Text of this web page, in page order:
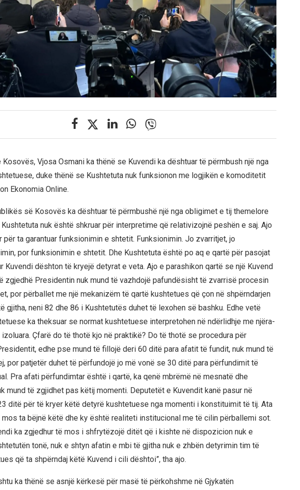
Kosovës, Vjosa Osmani ka thënë se Kuvendi ka dështuar të përmbush një nga
duke thënë se Kushtetuta nuk funksionon me logjikën e komoditetit
Ekonomia Online.
së Kosovës ka dështuar të përmbushë një nga obligimet e tij themelore
nuk është shkruar për interpretime që relativizojnë peshën e saj. Ajo
për ta garantuar funksionimin e shtetit. Funksionimin. Jo zvarritjet, jo
por funksionimin e shtetit. Dhe Kushtetuta është po aq e qartë për pasojat
Kuvendi dështon të kryejë detyrat e veta. Ajo e parashikon qartë se një Kuvend
zgjedhë Presidentin nuk mund të vazhdojë pafundësisht të zvarrisë procesin
por përballet me një mekanizëm të qartë kushtetues që çon në shpërndarjen
gjitha, neni 82 dhe 86 i Kushtetutës duhet të lexohen së bashku. Edhe vetë
ka theksuar se normat kushtetuese interpretohen në ndërlidhje me njëra-
Çfarë do të thotë kjo në praktikë? Do të thotë se procedura për
edhe pse mund të fillojë deri 60 ditë para afatit të fundit, nuk mund të
por patjetër duhet të përfundojë jo më vonë se 30 ditë para përfundimit të
Pra afati përfundimtar është i qartë, ka qenë mbrëmë në mesnatë dhe
mund të zgjidhet pas këtij momenti. Deputetët e Kuvendit kanë pasur në
ditë për të kryer këtë detyrë kushtetuese nga momenti i konstituimit të tij. Ata
ta bëjnë këtë dhe ky është realiteti institucional me të cilin përballemi sot.
ka zgjedhur të mos i shfrytëzojë ditët që i kishte në dispozicion nuk e
tonë, nuk e shtyn afatin e mbi të gjitha nuk e zhbën detyrimin tim të
që ta shpërndaj këtë Kuvend i cili dështoi”, tha ajo.
ka thënë se asnjë kërkesë për masë të përkohshme në Gjykatën